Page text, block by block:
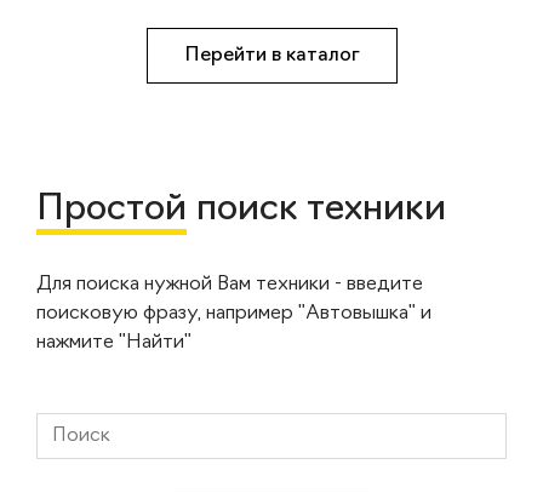
Перейти в каталог
Простой поиск техники
Для поиска нужной Вам техники - введите
поисковую фразу, например "Автовышка" и
нажмите "Найти"